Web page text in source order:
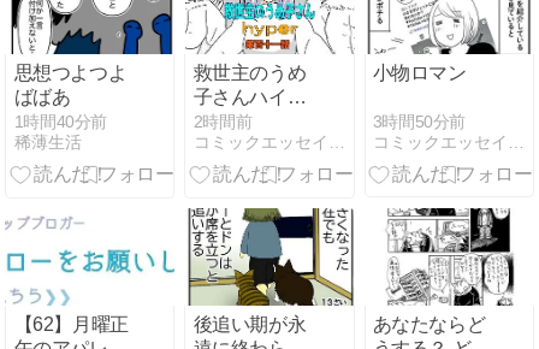
思想つよつよ
ばばあ
1時間40分前
稀薄生活
救世主のうめ
子さんハイパ
ー 第百十一話
2時間前
コミックエッセイ365
小物ロマン
3時間50分前
【62】月曜正
後追い期が永
あなたならど